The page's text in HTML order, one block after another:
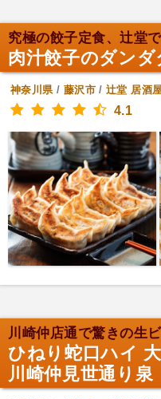
究極の餃子定食、辻堂で
肉汁餃子のダン
神奈川県/ 藤沢市/辻堂 居酒
4.1
川崎仲店通で驚きの生ビ
ひねり蛇口ハイ
川崎仲見世通り泉